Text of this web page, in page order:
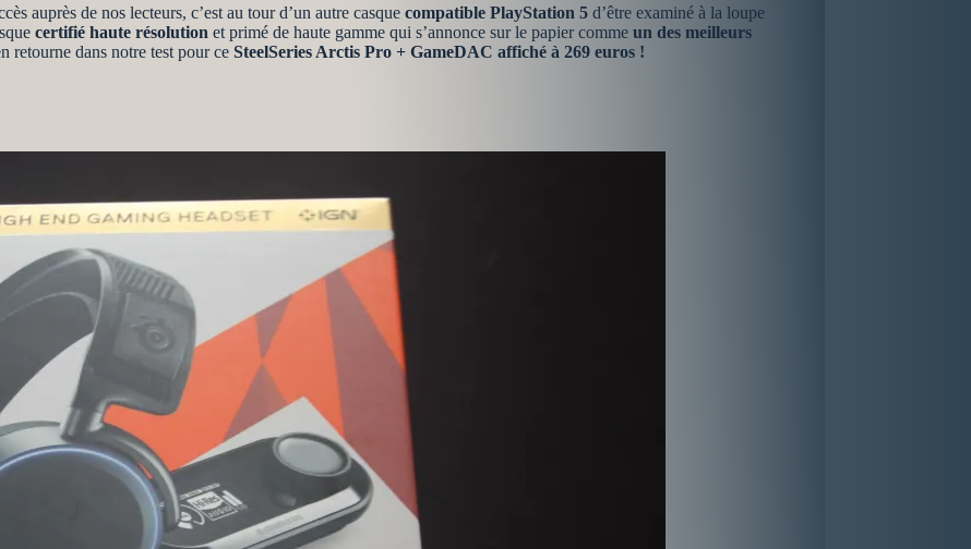
auprès de nos lecteurs, c’est au tour d’un autre casque compatible PlayStation 5 d’être examiné à la loupe
certifié haute résolution et primé de haute gamme qui s’annonce sur le papier comme un des meilleurs
retourne dans notre test pour ce SteelSeries Arctis Pro + GameDAC affiché à 269 euros !